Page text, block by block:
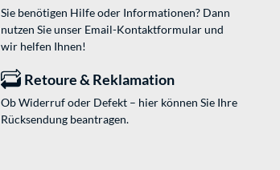
Sie benötigen Hilfe oder Informationen? Dann
nutzen Sie unser Email-Kontaktformularund
wir helfen Ihnen!
Retoure & Reklamation
Ob Widerruf oder Defekt – hier können Sie Ihre
Rücksendung beantragen.